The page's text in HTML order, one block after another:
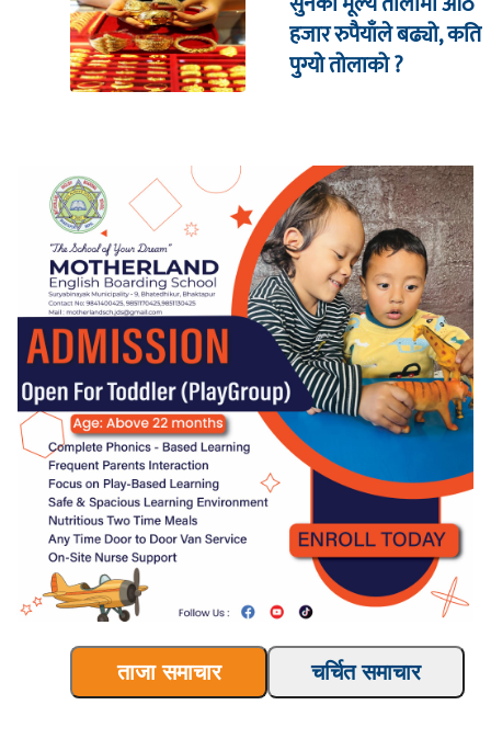
हजार रुपैयाँले बढ्यो, कति
पुग्यो तोलाको ?
ताजा समाचार चर्चित समाचार